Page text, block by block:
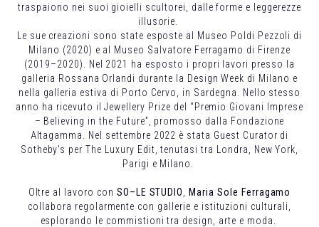
traspaiono nei suoi gioielli scultorei, dalle forme e leggerezze
illusorie.
Le sue creazioni sono state esposte al Museo Poldi Pezzoli di
Milano (2020) e al Museo Salvatore Ferragamo di Firenze
(2019–2020). Nel 2021 ha esposto i propri lavori presso la
galleria Rossana Orlandi durante la Design Week di Milano e
nella galleria estiva di Porto Cervo, in Sardegna. Nello stesso
anno ha ricevuto il Jewellery Prize del “Premio Giovani Imprese
– Believing in the Future”, promosso dalla Fondazione
Altagamma. Nel settembre 2022 è stata Guest Curator di
Sotheby's per The Luxury Edit, tenutasi tra Londra, New York,
Parigi e Milano.
Oltre al lavoro con SO–LE STUDIO
Maria Sole Ferragamo
collabora regolarmente con gallerie e istituzioni culturali,
esplorando le commistioni tra design, arte e moda.